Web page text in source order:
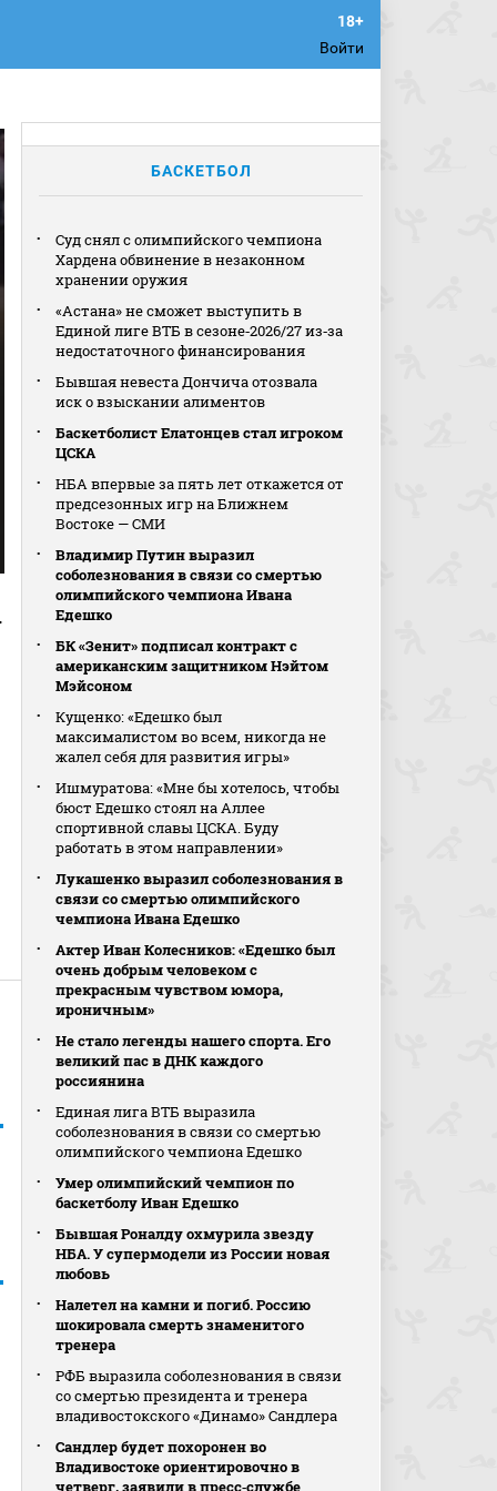
Войти
БАСКЕТБОЛ
Суд снял с олимпийского чемпиона
Хардена обвинение в незаконном
хранении оружия
«Астана» не сможет выступить в
Единой лиге ВТБ в сезоне‑2026/27 из‑за
недостаточного финансирования
Бывшая невеста Дончича отозвала
иск о взыскании алиментов
Баскетболист Елатонцев стал игроком
ЦСКА
НБА впервые за пять лет откажется от
предсезонных игр на Ближнем
Востоке — СМИ
Владимир Путин выразил
соболезнования в связи со смертью
олимпийского чемпиона Ивана
Едешко
БК «Зенит» подписал контракт с
американским защитником Нэйтом
Мэйсоном
Кущенко: «Едешко был
максималистом во всем, никогда не
жалел себя для развития игры»
Ишмуратова: «Мне бы хотелось, чтобы
бюст Едешко стоял на Аллее
спортивной славы ЦСКА. Буду
работать в этом направлении»
Лукашенко выразил соболезнования в
связи со смертью олимпийского
чемпиона Ивана Едешко
Актер Иван Колесников: «Едешко был
очень добрым человеком с
прекрасным чувством юмора,
ироничным»
Не стало легенды нашего спорта. Его
великий пас в ДНК каждого
россиянина
Единая лига ВТБ выразила
соболезнования в связи со смертью
олимпийского чемпиона Едешко
Умер олимпийский чемпион по
баскетболу Иван Едешко
Бывшая Роналду охмурила звезду
НБА. У супермодели из России новая
любовь
Налетел на камни и погиб. Россию
шокировала смерть знаменитого
тренера
РФБ выразила соболезнования в связи
со смертью президента и тренера
владивостокского «Динамо» Сандлера
Сандлер будет похоронен во
Владивостоке ориентировочно в
четверг, заявили в пресс‑службе